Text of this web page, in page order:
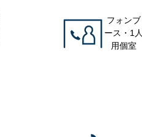
フォンブ
ース・1人
用個室